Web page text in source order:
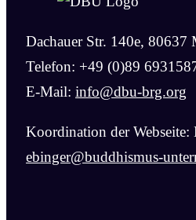
Dachauer Str. 140e, 80637
Telefon: +49 (0)89
E-Mail: info@dbu-brg.org
Koordination der Webseite:
ebinger@buddhismus-